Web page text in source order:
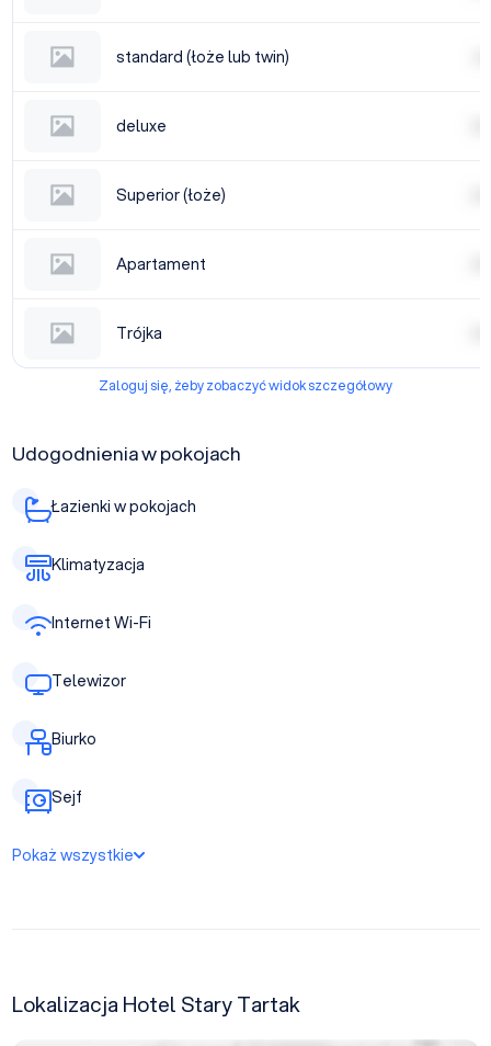
standard (łoże lub twin)
deluxe
Superior (łoże)
Apartament
Trójka
Zaloguj się, żeby zobaczyć widok szczegółowy
Udogodnienia w pokojach
Łazienki w pokojach
Klimatyzacja
Internet Wi-Fi
Telewizor
Biurko
Sejf
Pokaż wszystkie
Lokalizacja Hotel Stary Tartak